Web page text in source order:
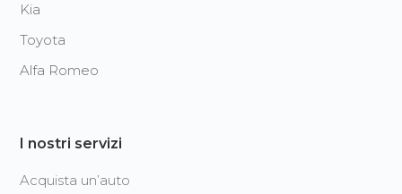
Kia
Toyota
Alfa Romeo
I nostri servizi
Acquista un’auto